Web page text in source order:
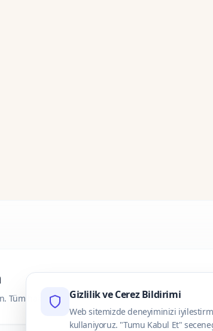
Tüm hakları saklıdır.Gizlilik ve Cerez Bildirimi
Web sitemizde deneyiminizi
kullaniyoruz. "Tumu Kabul Et"